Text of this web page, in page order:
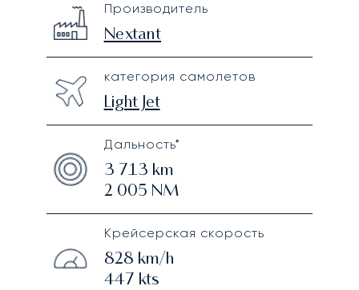
Technical specifications
Производитель
Nextant
категория самолетов
Light Jet
Дальность*
3 713 km
2 005 NM
Крейсерская скорость
828 km/h
447 kts